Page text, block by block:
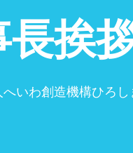
長挨
いわ創造機構ひろ